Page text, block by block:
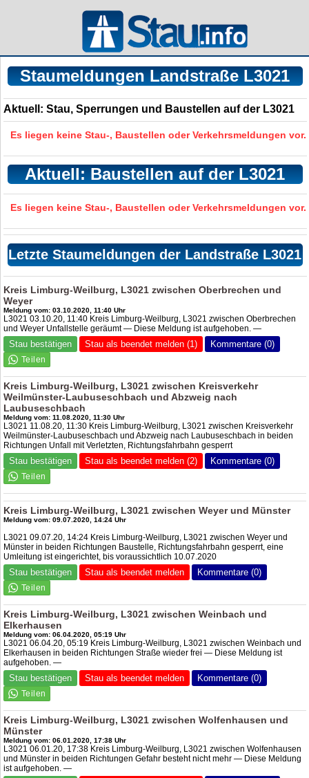
Staumeldungen Landstraße L3021
Aktuell: Stau, Sperrungen und Baustellen auf der L3021
Es liegen keine Stau-, Baustellen oder Verkehrsmeldungen vor.
Aktuell: Baustellen auf der L3021
Es liegen keine Stau-, Baustellen oder Verkehrsmeldungen vor.
Letzte Staumeldungen der Landstraße L3021
Kreis Limburg-Weilburg, L3021 zwischen Oberbrechen und
Weyer
Meldung vom: 03.10.2020, 11:40 Uhr
L3021 03.10.20, 11:40 Kreis Limburg-Weilburg, L3021 zwischen Oberbrechen
und Weyer Unfallstelle geräumt — Diese Meldung ist aufgehoben. —
Stau bestätigen Stau als beendet melden (1) Kommentare (0)
Kreis Limburg-Weilburg, L3021 zwischen Kreisverkehr
Weilmünster-Laubuseschbach und Abzweig nach
Laubuseschbach
Meldung vom: 11.08.2020, 11:30 Uhr
L3021 11.08.20, 11:30 Kreis Limburg-Weilburg, L3021 zwischen Kreisverkehr
Weilmünster-Laubuseschbach und Abzweig nach Laubuseschbach in beiden
Richtungen Unfall mit Verletzten, Richtungsfahrbahn gesperrt
Stau bestätigen Stau als beendet melden (2) Kommentare (0)
Kreis Limburg-Weilburg, L3021 zwischen Weyer und Münster
Meldung vom: 09.07.2020, 14:24 Uhr
L3021 09.07.20, 14:24 Kreis Limburg-Weilburg, L3021 zwischen Weyer und
Münster in beiden Richtungen Baustelle, Richtungsfahrbahn gesperrt, eine
Umleitung ist eingerichtet, bis voraussichtlich 10.07.2020
Stau bestätigen Stau als beendet melden Kommentare (0)
Kreis Limburg-Weilburg, L3021 zwischen Weinbach und
Elkerhausen
Meldung vom: 06.04.2020, 05:19 Uhr
L3021 06.04.20, 05:19 Kreis Limburg-Weilburg, L3021 zwischen Weinbach und
Elkerhausen in beiden Richtungen Straße wieder frei — Diese Meldung ist
aufgehoben. —
Stau bestätigen Stau als beendet melden Kommentare (0)
Kreis Limburg-Weilburg, L3021 zwischen Wolfenhausen und
Münster
Meldung vom: 06.01.2020, 17:38 Uhr
L3021 06.01.20, 17:38 Kreis Limburg-Weilburg, L3021 zwischen Wolfenhausen
und Münster in beiden Richtungen Gefahr besteht nicht mehr — Diese Meldung
ist aufgehoben. —